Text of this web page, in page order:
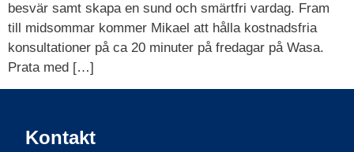
besvär samt skapa en sund och smärtfri vardag. Fram
till midsommar kommer Mikael att hålla kostnadsfria
konsultationer på ca 20 minuter på fredagar på Wasa.
Prata med […]
Kontakt